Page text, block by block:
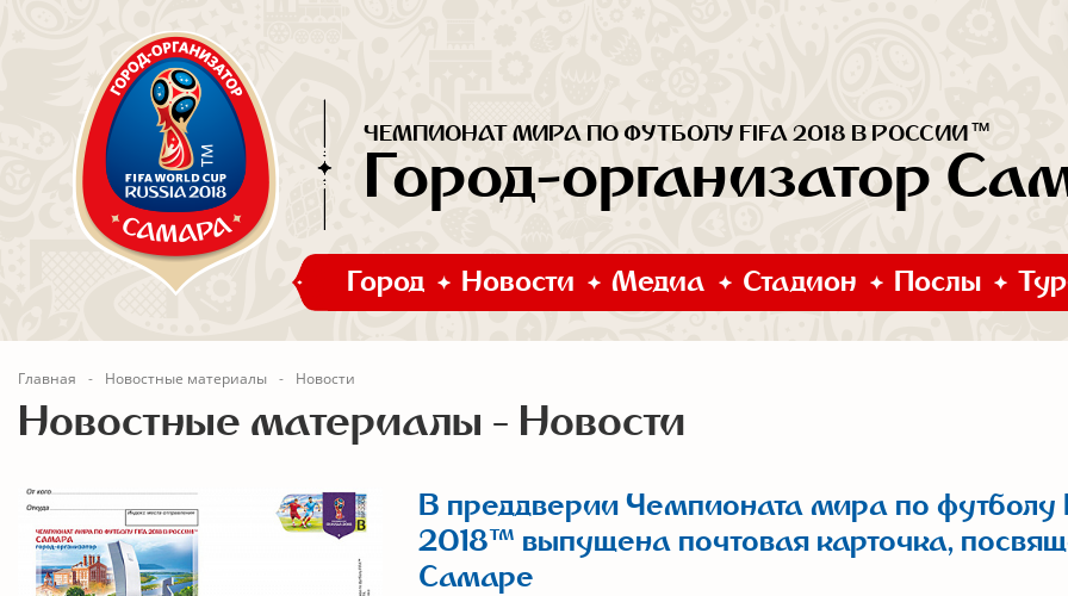
ЧЕМПИОНАТ МИРА ПО ФУТБОЛУ FIFA 2018 В РОССИИ™
Город-организатор
Город Новости Медиа Стадион Послы
Главная Новостные материалы Новости
Новостные материалы - Новости
В преддверии Чемпионата мира по футболу
2018™ выпущена почтовая карточка,
Самаре